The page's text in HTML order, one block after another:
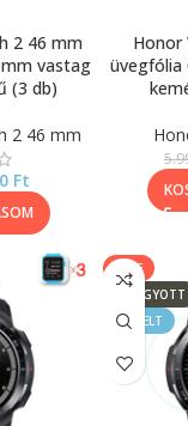
2 46 mm
vastag
(3 db)
2 46 mm
Ft
Honor
üvegfólia
SALE
ELFOGYOTT
KIEMELT